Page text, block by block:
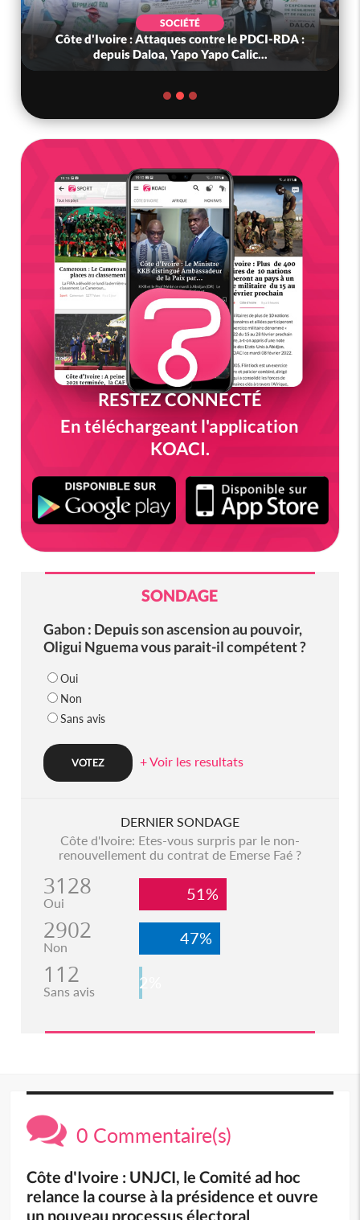
SOCIÉTÉ
Côte d'Ivoire : Attaques contre le PDCI-RDA :
depuis Daloa, Yapo Yapo Calic...
RESTEZ CONNECTÉ
En téléchargeant l'application
KOACI.
SONDAGE
Gabon : Depuis son ascension au pouvoir,
Oligui Nguema vous parait-il compétent ?
Oui
Non
Sans avis
+ Voir les resultats
DERNIER SONDAGE
Côte d'Ivoire: Etes-vous surpris par le non-
renouvellement du contrat de Emerse Faé ?
3128
Oui 51%
2902
Non 47%
112
Sans avis 2%
0 Commentaire(s)
Côte d'Ivoire : UNJCI, le Comité ad hoc
relance la course à la présidence et ouvre
un nouveau processus électoral